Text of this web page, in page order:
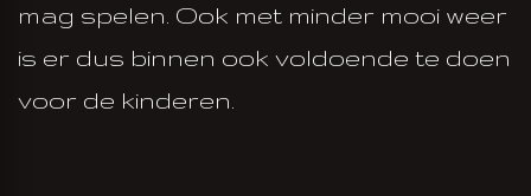
mag spelen. Ook met minder mooi weer
is er dus binnen ook voldoende te doen
voor de kinderen.